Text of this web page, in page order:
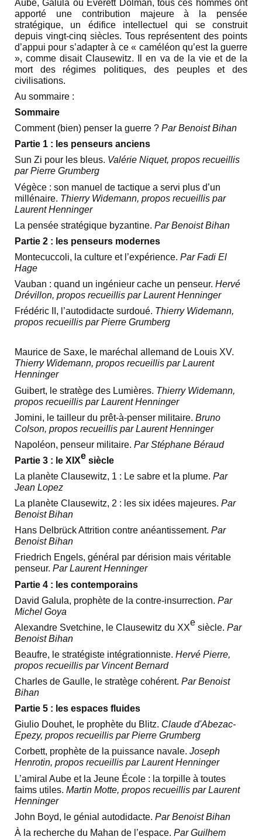
Aube, Galula ou Everett Dolman, tous ces hommes ont
apporté une contribution majeure à la pensée
stratégique, un édifice intellectuel qui se construit
depuis vingt-cinq siècles. Tous représentent des points
d’appui pour s’adapter à ce « caméléon qu’est la guerre
», comme disait Clausewitz. Il en va de la vie et de la
mort des régimes politiques, des peuples et des
civilisations.
Au sommaire :
Sommaire
Comment (bien) penser la guerre ? Par Benoist Bihan
Partie 1 : les penseurs anciens
Sun Zi pour les bleus. Valérie Niquet, propos recueillis
par Pierre Grumberg
Végèce : son manuel de tactique a servi plus d’un
millénaire. Thierry Widemann, propos recueillis par
Laurent Henninger
La pensée stratégique byzantine. Par Benoist Bihan
Partie 2 : les penseurs modernes
Montecuccoli, la culture et l’expérience. Par Fadi El
Hage
Vauban : quand un ingénieur cache un penseur. Hervé
Drévillon, propos recueillis par Laurent Henninger
Frédéric II, l’autodidacte surdoué. Thierry Widemann,
propos recueillis par Pierre Grumberg
Maurice de Saxe, le maréchal allemand de Louis XV.
Thierry Widemann, propos recueillis par Laurent
Henninger
Guibert, le stratège des Lumières. Thierry Widemann,
propos recueillis par Laurent Henninger
Jomini, le tailleur du prêt-à-penser militaire. Bruno
Colson, propos recueillis par Laurent Henninger
Napoléon, penseur militaire. Par Stéphane Béraud
Partie 3 : le XIXe siècle
La planète Clausewitz, 1 : Le sabre et la plume. Par
Jean Lopez
La planète Clausewitz, 2 : les six idées majeures. Par
Benoist Bihan
Hans Delbrück Attrition contre anéantissement. Par
Benoist Bihan
Friedrich Engels, général par dérision mais véritable
penseur. Par Laurent Henninger
Partie 4 : les contemporains
David Galula, prophète de la contre-insurrection. Par
Michel Goya
Alexandre Svetchine, le Clausewitz du XXe siècle. Par
Benoist Bihan
Beaufre, le stratégiste intégrationniste. Hervé Pierre,
propos recueillis par Vincent Bernard
Charles de Gaulle, le stratège cohérent. Par Benoist
Bihan
Partie 5 : les espaces fluides
Giulio Douhet, le prophète du Blitz. Claude d'Abezac-
Epezy, propos recueillis par Pierre Grumberg
Corbett, prophète de la puissance navale. Joseph
Henrotin, propos recueillis par Laurent Henninger
L’amiral Aube et la Jeune École : la torpille à toutes
faims utiles. Martin Motte, propos recueillis par Laurent
Henninger
John Boyd, le génial autodidacte. Par Benoist Bihan
À la recherche du Mahan de l’espace. Par Guilhem